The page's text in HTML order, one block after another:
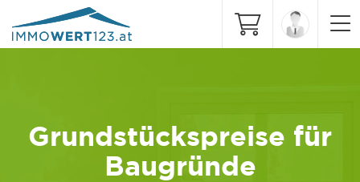
Grundstückspreise für
Baugründe